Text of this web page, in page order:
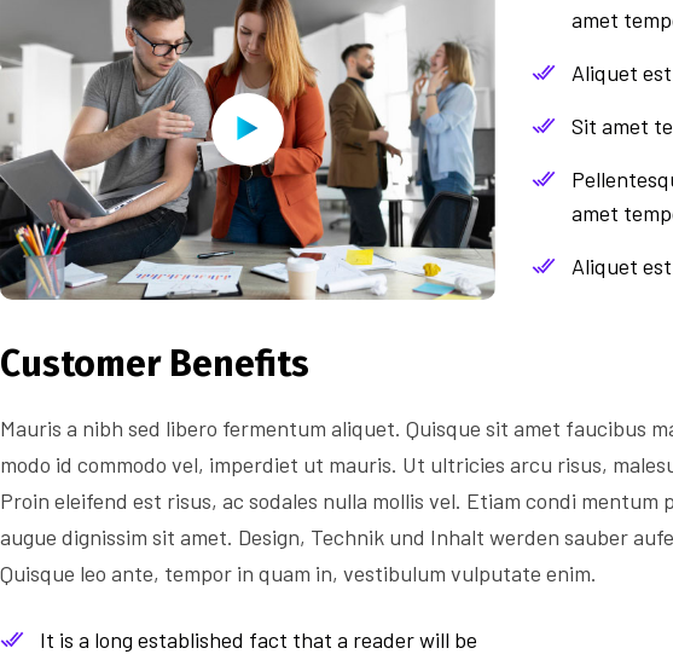
amet
Aliquet
Sit amet
amet
Aliquet
Customer Benefits​
Mauris a nibh sed libero fermentum aliquet. Quisque sit amet faucibus
modo id commodo vel, imperdiet ut mauris. Ut ultricies arcu risus,
Proin eleifend est risus, ac sodales nulla mollis vel. Etiam condi mentum
augue dignissim sit amet. Design, Technik und Inhalt werden sauber
Quisque leo ante, tempor in quam in, vestibulum vulputate enim.
It is a long established fact that a reader will be